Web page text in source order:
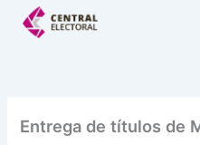
Entrega de títulos de